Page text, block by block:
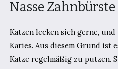
Nasse
Katzen lecken sich gerne,
Karies. Aus diesem Grund ist
Katze regelmäßig zu putzen.